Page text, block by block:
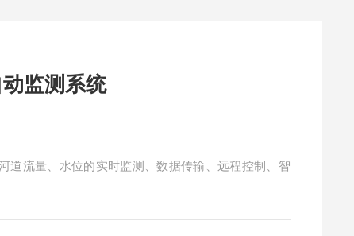
监测系统
道流量、水位的实时监测、数据传输、远程控制、智